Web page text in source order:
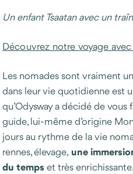
Un enfant Tsaatan avec un
Découvrez notre voyage
Les nomades sont vraiment
dans leur vie quotidienne est
qu’Odysway a décidé de
guide, lui-même d’origine
jours au rythme de la vie
rennes, élevage, une
du temps et très enrichissante.